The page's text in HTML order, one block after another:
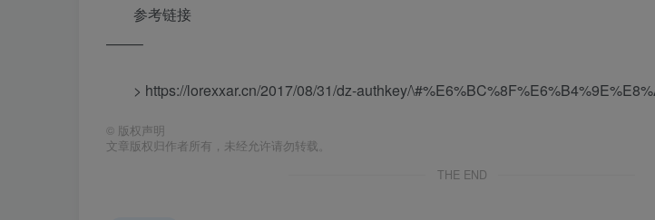
参考链接
——–
> https://lorexxar.cn/2017/08/31/dz-authkey/
© 版权声明
文章版权归作者所有，未经允许请勿转载。
THE END